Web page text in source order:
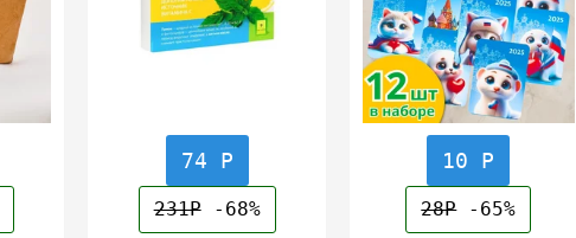
74 Р
231Р-68%
10 Р
28Р-65%